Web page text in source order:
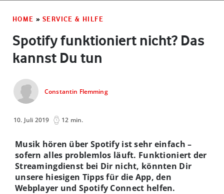
HOME » SERVICE & HILFE
Spotify funktioniert nicht? Das
kannst Du tun
Constantin Flemming
10. Juli 2019 12 min.
Musik hören über Spotify ist sehr einfach –
sofern alles problemlos läuft. Funktioniert der
Streamingdienst bei Dir nicht, könnten Dir
unsere hiesigen Tipps für die App, den
Webplayer und Spotify Connect helfen.